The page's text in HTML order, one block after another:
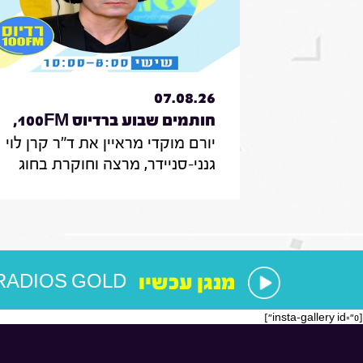
07.08.26
חותמים שבוע ברדיוס 100FM,
תכנית 330, 07 באוגוסט 2026
יורם מוקדי מראיין את ד"ר קרן לוי
גנני-סניידר, מרצה וחוקרת בחוג
אי-הישארותם של אזרחים ללא
חשמל בעת איום בטחוני; לילך
חוקרת תקשורת באונ' בר אילן, על
מחקר חדש על הדרך שבה הניו
מנגן עכשיו GOLD
[insta-gallery id="0"]